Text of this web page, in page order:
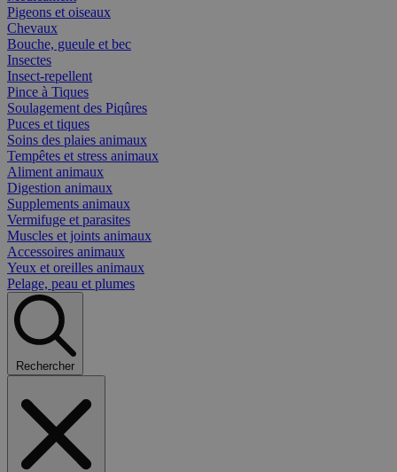
Pigeons et oiseaux
Chevaux
Bouche, gueule et bec
Insectes
Insect-repellent
Pince à Tiques
Soulagement des Piqûres
Puces et tiques
Soins des plaies animaux
Tempêtes et stress animaux
Aliment animaux
Digestion animaux
Supplements animaux
Vermifuge et parasites
Muscles et joints animaux
Accessoires animaux
Yeux et oreilles animaux
Pelage, peau et plumes
Rechercher